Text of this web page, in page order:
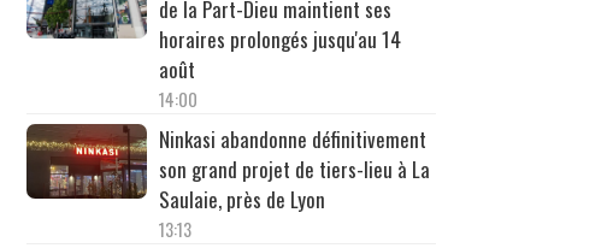
de la Part-Dieu maintient ses
horaires prolongés jusqu'au 14
août
14:00
Ninkasi abandonne définitivement
son grand projet de tiers-lieu à La
Saulaie, près de Lyon
13:13